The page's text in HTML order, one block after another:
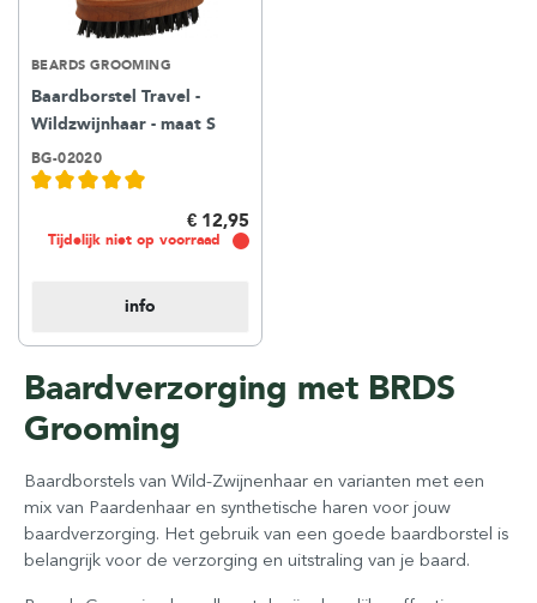
BEARDS GROOMING
Baardborstel Travel -
Wildzwijnhaar - maat S
BG-02020
€ 12,95
Tijdelijk niet op voorraad
info
Baardverzorging met BRDS
Grooming
Baardborstels van Wild-Zwijnenhaar en varianten met een
mix van Paardenhaar en synthetische haren voor jouw
baardverzorging. Het gebruik van een goede baardborstel is
belangrijk voor de verzorging en uitstraling van je baard.